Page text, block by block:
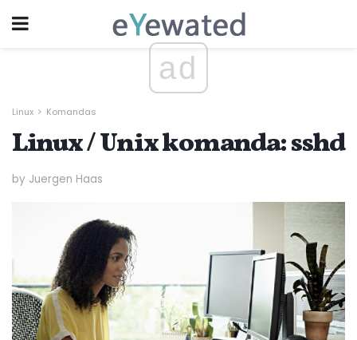
ad
Linux Komandas
Linux / Unix komanda: sshd
by Juergen Haas